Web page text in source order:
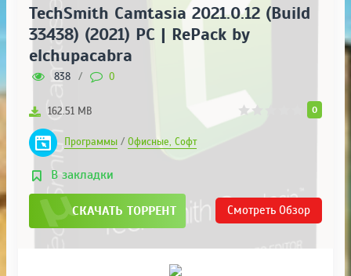
TechSmith Camtasia 2021.0.12 (Build
33438) (2021) PC | RePack by
elchupacabra
838 / 0
0
162.51 MB
Программы / Офисные, Софт
В закладки
СКАЧАТЬ ТОРРЕНТ Смотреть Обзор